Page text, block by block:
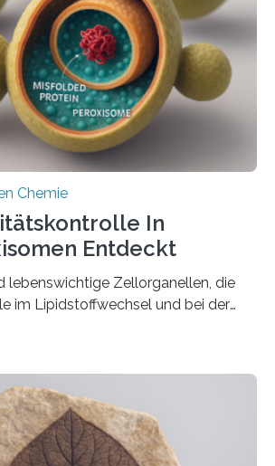
Chemie
In
Entdeckt
lebenswichtige Zellorganellen, die
im Lipidstoffwechsel und bei der
zahlreiche Enzyme präzise in
Bochum um Prof. Dr. Ralf Erdmann
Yusuf hat nun einen bislang
des
in der Bäckerhefe